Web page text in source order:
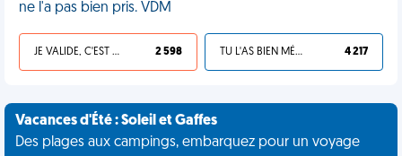
ne l'a pas bien pris. VDM
JE VALIDE, C'EST UNE VDM 2 598 TU L'AS BIEN MÉRITÉ 4 217
Vacances d'Été : Soleil et Gaffes
Des plages aux campings, embarquez pour un voyage